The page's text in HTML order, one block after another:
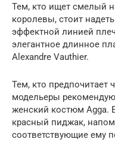
Тем, кто ищет смелый
королевы, стоит
эффектной линией
элегантное длинное
Alexandre Vauthier.
Тем, кто предпочитает
модельеры
женский костюм Agga.
красный пиджак,
соответствующие ему